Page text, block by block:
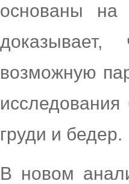
основаны на
возможную
груди и бедер.
В новом